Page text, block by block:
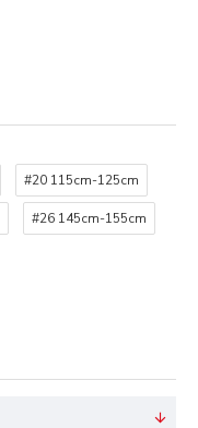
#20 115cm-125cm
#26 145cm-155cm